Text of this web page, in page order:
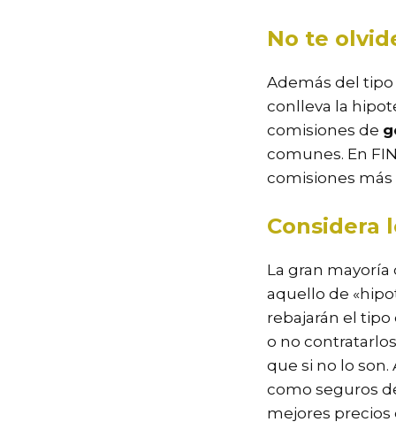
No te
Además del
conlleva la
comisiones de
comunes. En
comisiones más
Considera
La gran
aquello de
rebajarán el
o no
que si no lo
como seguros
mejores precios